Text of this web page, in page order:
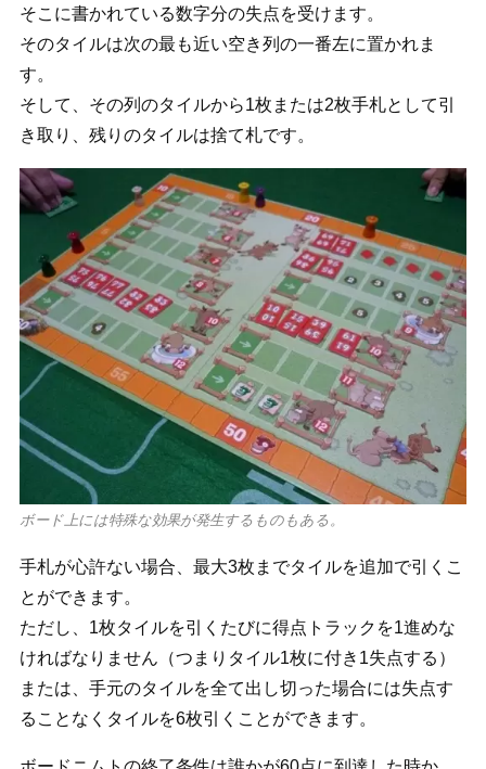
そこに書かれている数字分の失点を受けます。
そのタイルは次の最も近い空き列の一番左に置かれま
す。
そして、その列のタイルから1枚または2枚手札として引
き取り、残りのタイルは捨て札です。
ボード上には特殊な効果が発生するものもある。
手札が心許ない場合、最大3枚までタイルを追加で引くこ
とができます。
ただし、1枚タイルを引くたびに得点トラックを1進めな
ければなりません（つまりタイル1枚に付き1失点する）
または、手元のタイルを全て出し切った場合には失点す
ることなくタイルを6枚引くことができます。